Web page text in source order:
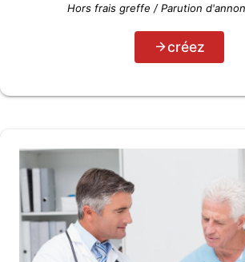
Hors frais greffe / Parution
créez